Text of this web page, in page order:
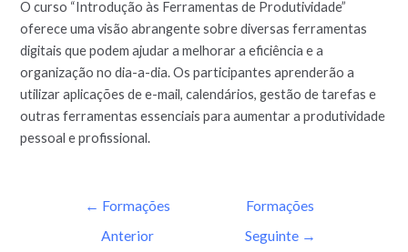
O curso “Introdução às Ferramentas de Produtividade”
oferece uma visão abrangente sobre diversas ferramentas
digitais que podem ajudar a melhorar a eficiência e a
organização no dia-a-dia. Os participantes aprenderão a
utilizar aplicações de e-mail, calendários, gestão de tarefas e
outras ferramentas essenciais para aumentar a produtividade
pessoal e profissional.
← Formações
Anterior
Formações
Seguinte →